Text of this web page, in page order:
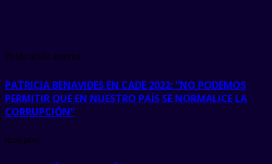
Publicación anterior
PATRICIA BENAVIDES EN CADE 2022: “NO PODEMOS
PERMITIR QUE EN NUESTRO PAÍS SE NORMALICE LA
CORRUPCIÓN”
next post